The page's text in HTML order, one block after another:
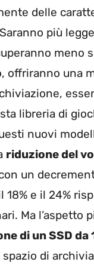
delle
più
meno
offriranno una
libreria di
nuovi
riduzione del
un
18% e il 24%
Ma l’aspetto
di un SSD da
di